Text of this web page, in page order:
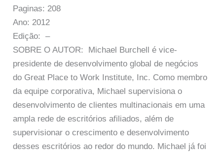
Paginas: 208
Ano: 2012
Edição: –
SOBRE O AUTOR: Michael Burchell é vice-
presidente de desenvolvimento global de negócios
do Great Place to Work Institute, Inc. Como membro
da equipe corporativa, Michael supervisiona o
desenvolvimento de clientes multinacionais em uma
ampla rede de escritórios afiliados, além de
supervisionar o crescimento e desenvolvimento
desses escritórios ao redor do mundo. Michael já foi